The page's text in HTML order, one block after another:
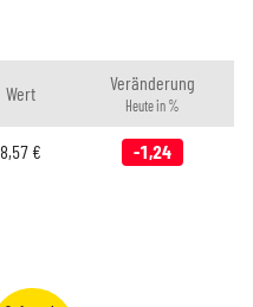
Wert Veränderung
Heute in %
8,57 € -1,24